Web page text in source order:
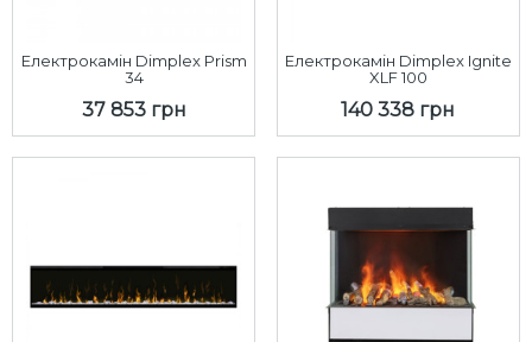
Електрокамін Dimplex Prism
34
37 853 грн
Електрокамін Dimplex Ignite
XLF 100
140 338 грн